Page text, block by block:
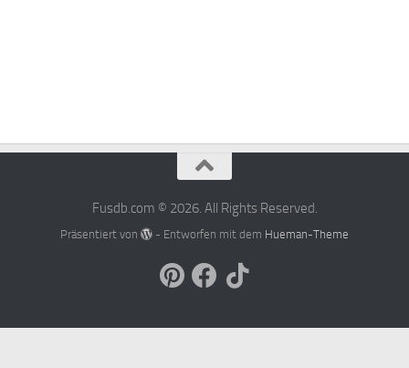
Fusdb.com © 2026. All Rights Reserved.
Präsentiert von - Entworfen mit dem Hueman-Theme